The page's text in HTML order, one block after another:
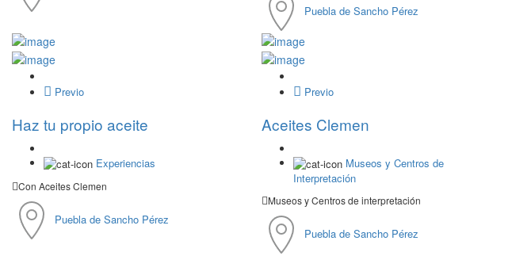
Puebla de Sancho Pérez
Previo
Haz tu propio aceite
Experiencias
Con Aceites Clemen
Puebla de Sancho Pérez
Previo
Aceites Clemen
Museos y Centros de
Interpretación
Museos y Centros de interpretación
Puebla de Sancho Pérez